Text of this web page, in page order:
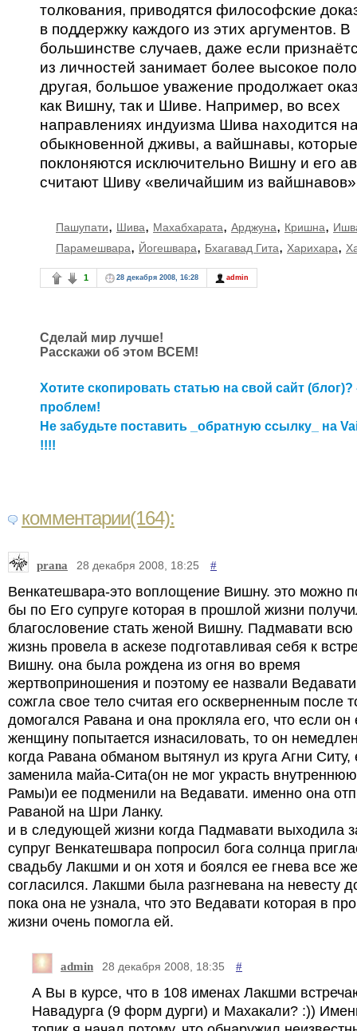
толкования, приводятся философские
в поддержку каждого из этих аргументов. В
большинстве случаев, даже если
из личностей занимает более высокое
другая, большое уважение продолжает
как Вишну, так и Шиве. Например, во всех
направлениях индуизма Шива находится
обыкновенной дживы, а вайшнавы, которые
поклоняются исключительно Вишну и его
считают Шиву «величайшим из
Пашупати, Шива, Махабхарата, Арджуна, Кришна,
Парамешвара, Йогешвара, Бхагавад Гита, Харихара,
1 28 декабря 2008, 16:28 admin
Сделай мир лучше!
Расскажи об этом ВСЕМ!
Хотите скопировать статью на свой сайт (блог)?
проблем!
Не забудьте поставить _обратную ссылку_ на
!!!!
комментарии(164):
prana 28 декабря 2008, 18:25 #
Венкатешвара-это воплощение Вишну. это можно
бы по Его супруге которая в прошлой жизни
благословение стать женой Вишну. Падмавати
жизнь провела в аскезе подготавливая себя к
Вишну. она была рождена из огня во время
жертвоприношения и поэтому ее назвали
сожгла свое тело считая его оскверненным после
домогался Равана и она прокляла его, что если
женщину попытается изнасиловать, то он
когда Равана обманом вытянул из круга Агни Ситу,
заменила майа-Сита(он не мог украсть
Рамы)и ее подменили на Ведавати. именно она
Раваной на Шри Ланку.
и в следующей жизни когда Падмавати выходила
супруг Венкатешвара попросил бога солнца
свадьбу Лакшми и он хотя и боялся ее гнева все же
согласился. Лакшми была разгневана на невесту
пока она не узнала, что это Ведавати которая в
жизни очень помогла ей.
admin 28 декабря 2008, 18:35 #
А Вы в курсе, что в 108 именах Лакшми
Навадурга (9 форм дурги) и Махакали? :))